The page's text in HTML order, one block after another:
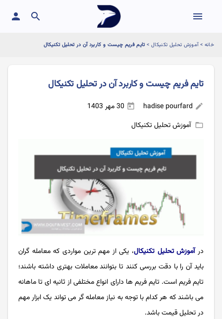
menu
search
person
خانه >آموزش تحلیل تکنیکال >تایم فریم چیست و کاربرد آن در تحلیل تکنیکال
تایم فریم چیست و کاربرد آن در تحلیل تکنیکال
edit
today
folder_open آموزش تحلیل تکنیکال
درآموزش تحلیل تکنیکال، یکی از مهم ترین مواردی که معامله گران
باید آن را با دقت بررسی کنند تا بتوانند معاملات بهتری داشته باشند؛
تایم فریم است. تایم فریم‌ ها دارای انواع مختلفی از ثانیه ای تا ماهانه
می باشند که هر کدام با توجه به نیاز معامله گر می تواند یک ابزار مهم
در تحلیل قیمت باشد.